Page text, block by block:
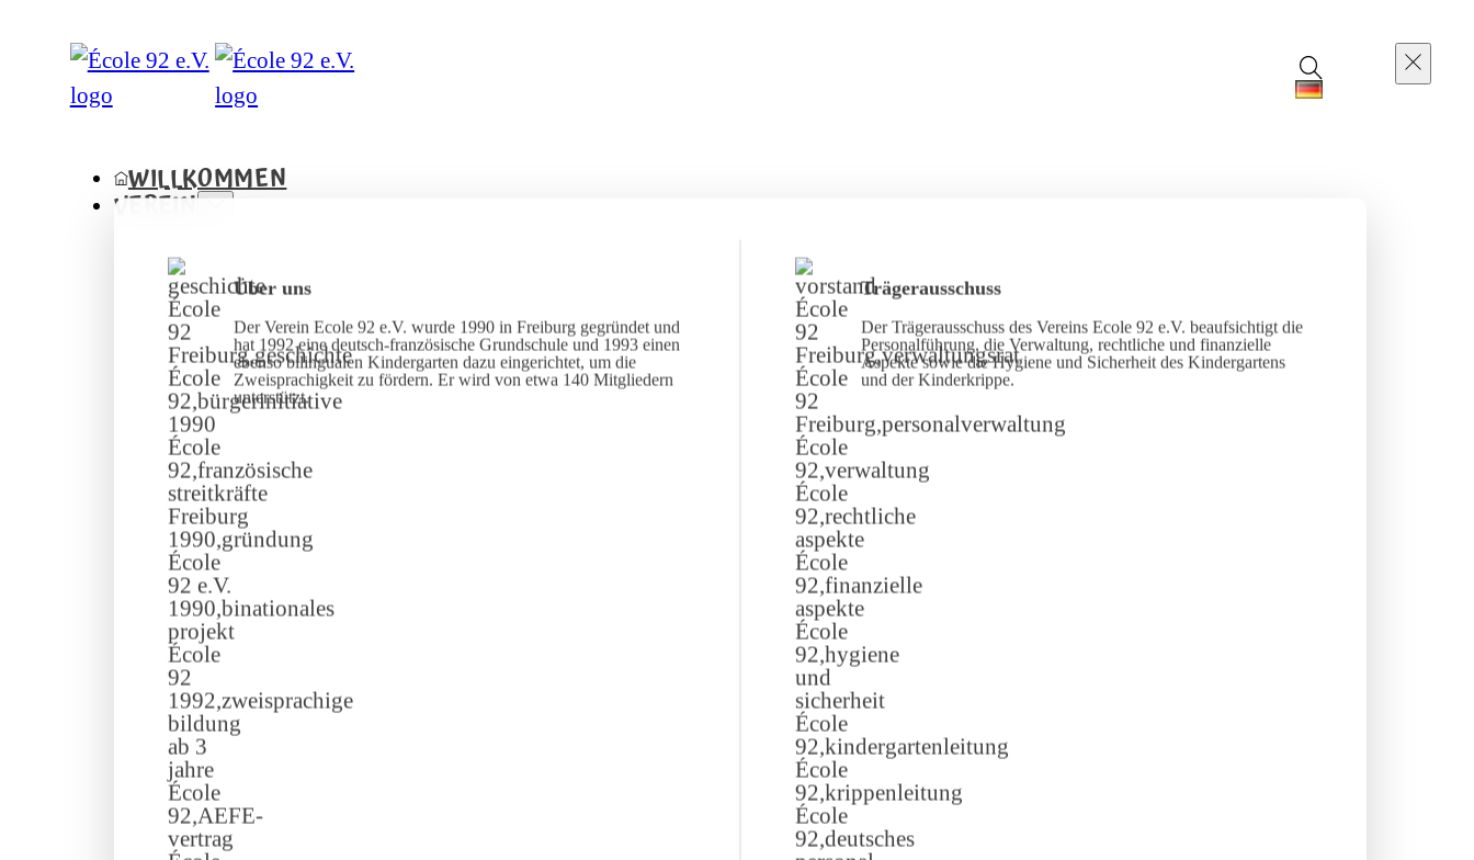
WILLKOMMEN
VEREIN
Über uns
Der Verein Ecole 92 e.V. wurde 1990 in Freiburg gegründet und
hat 1992 eine deutsch-französische Grundschule und 1993 einen
ebenso bilingualen Kindergarten dazu eingerichtet, um die
Zweisprachigkeit zu fördern. Er wird von etwa 140 Mitgliedern
unterstützt.
Trägerausschuss
Der Trägerausschuss des Vereins Ecole 92 e.V. beaufsichtigt die
Personalführung, die Verwaltung, rechtliche und finanzielle
Aspekte sowie die Hygiene und Sicherheit des Kindergartens
und der Kinderkrippe.